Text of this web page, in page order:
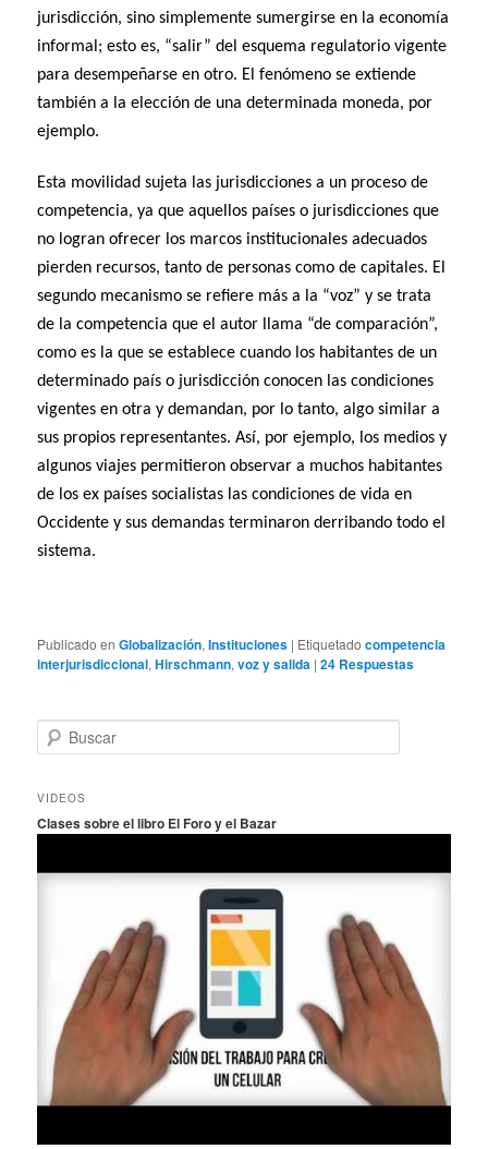
jurisdicción, sino simplemente sumergirse en la economía
informal; esto es, “salir” del esquema regulatorio vigente
para desempeñarse en otro. El fenómeno se extiende
también a la elección de una determinada moneda, por
ejemplo.
Esta movilidad sujeta las jurisdicciones a un proceso de
competencia, ya que aquellos países o jurisdicciones que
no logran ofrecer los marcos institucionales adecuados
pierden recursos, tanto de personas como de capitales. El
segundo mecanismo se refiere más a la “voz” y se trata
de la competencia que el autor llama “de comparación”,
como es la que se establece cuando los habitantes de un
determinado país o jurisdicción conocen las condiciones
vigentes en otra y demandan, por lo tanto, algo similar a
sus propios representantes. Así, por ejemplo, los medios y
algunos viajes permitieron observar a muchos habitantes
de los ex países socialistas las condiciones de vida en
Occidente y sus demandas terminaron derribando todo el
sistema.
Publicado en Globalización,Instituciones | Etiquetado competencia
interjurisdiccional,Hirschmann,voz y salida |24 Respuestas
u
c
r
VIDEOS
Clases sobre el libro El Foro y el Bazar